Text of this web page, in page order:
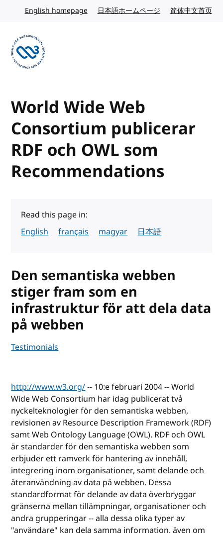
Skip to content
English homepageEnglish website
日本語ホームページ Japanese website
简体中文首页
World Wide Web
Consortium publicerar
RDF och OWL som
Recommendations
Read this page in:
English
français magyar 日本語
Den semantiska webben
stiger fram som en
infrastruktur för att dela data
på webben
Testimonials
http://www.w3.org/-- 10:e februari 2004 -- World
Wide Web Consortium har idag publicerat två
nyckelteknologier för den semantiska webben,
revisionen av Resource Description Framework (RDF)
samt Web Ontology Language (OWL). RDF och OWL
är standarder för den semantiska webben som
erbjuder ett ramverk för hantering av innehåll,
integrering inom organisationer, samt delande och
återanvändning av data på webben. Dessa
standardformat för delande av data överbryggar
gränserna mellan tillämpningar, organisationer och
andra grupperingar -- alla dessa olika typer av
"användare" kan dela samma information, även om